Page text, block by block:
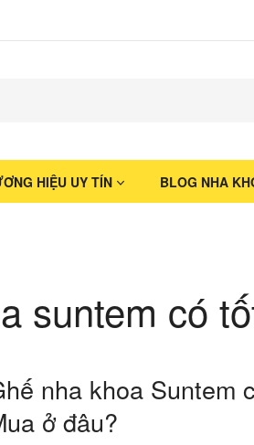
HIỆU UY TÍN BLOG NHA
suntem có
nha khoa Suntem
ở đâu?